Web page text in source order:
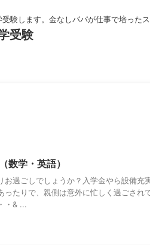
験します。金なしパパが仕事で培った
受験
数学・英語）
過ごしでしょうか？入学金やら設備充
ったりで、親側は意外に忙しく過ごされ
・& ...